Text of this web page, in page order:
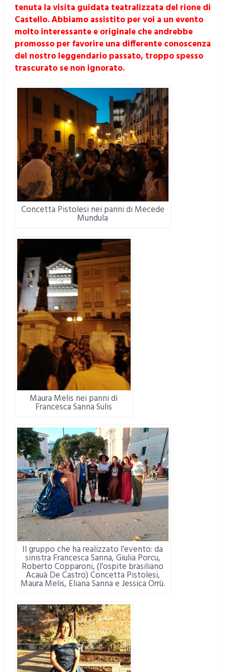
tenuta la visita guidata teatralizzata del rione di
Castello. Abbiamo assistito per voi a un evento
molto interessante e originale che andrebbe
promosso per favorire una differente conoscenza
del nostro leggendario passato, troppo spesso
trascurato se non ignorato.
Concetta Pistolesi nei panni di Mecede
Mundula
Maura Melis nei panni di
Francesca Sanna Sulis
Il gruppo che ha realizzato l’evento: da
sinistra Francesca Sanna, Giulia Porcu,
Roberto Copparoni, (l’ospite brasiliano
Acauà De Castro) Concetta Pistolesi,
Maura Melis, Eliana Sanna e Jessica Orrù.